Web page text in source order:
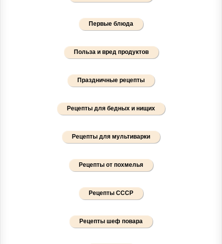
Первые блюда
Польза и вред продуктов
Праздничные рецепты
Рецепты для бедных и нищих
Рецепты для мультиварки
Рецепты от похмелья
Рецепты СССР
Рецепты шеф повара